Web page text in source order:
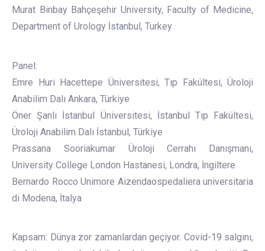
Murat Binbay Bahçeşehir University, Faculty of Medicine,
Department of Urology İstanbul, Turkey
Panel:
Emre Huri Hacettepe Üniversitesi, Tıp Fakültesi, Üroloji
Anabilim Dalı Ankara, Türkiye
Öner Şanlı İstanbul Üniversitesi, İstanbul Tıp Fakültesi,
Üroloji Anabilim Dalı İstanbul, Türkiye
Prassana Sooriakumar Üroloji Cerrahı Danışmanı,
University College London Hastanesi, Londra, İngiltere
Bernardo Rocco Unimore Aizendaospedaliera universitaria
di Modena, İtalya
Kapsam: Dünya zor zamanlardan geçiyor. Covid-19 salgını,